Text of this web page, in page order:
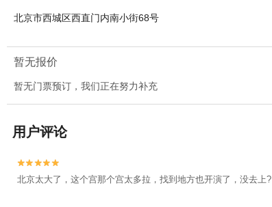
北京市西城区西直门内南小街68号
暂无报价
暂无门票预订，我们正在努力补充
用户评论


北京太大了，这个宫那个宫太多拉，找到地方也开演了，没去上?